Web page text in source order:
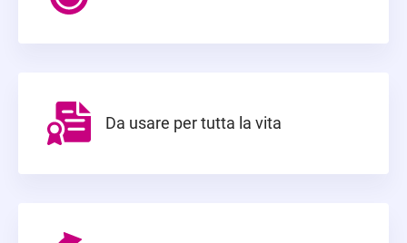
Da usare per tutta la vita